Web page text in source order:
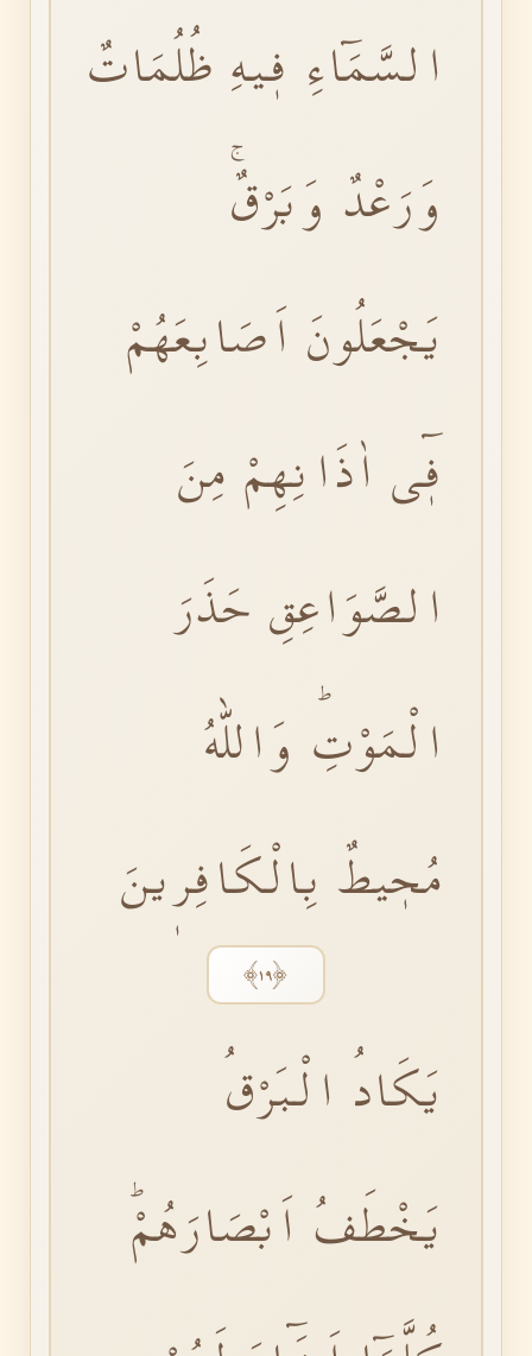
السَّمَٓاءِ فٖيهِ ظُلُمَاتٌ
وَرَعْدٌ وَبَرْقٌۚ
يَجْعَلُونَ اَصَابِعَهُمْ
فٖٓى اٰذَانِهِمْ مِنَ
الصَّوَاعِقِ حَذَرَ
الْمَوْتِۜ وَاللّٰهُ
مُحٖيطٌ بِالْكَافِرٖينَ
﴿١٩﴾
يَكَادُ الْبَرْقُ
يَخْطَفُ اَبْصَارَهُمْۜ